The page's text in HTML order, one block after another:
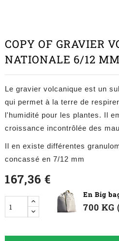
COPY OF GRAVIER
NATIONALE 6/12
Le gravier volcanique est un
qui permet à la terre de
l'humidité pour les plantes. Il
croissance incontrôlée des
Il en existe différentes
concassé en 7/12 mm
167,36 €
En Big
700